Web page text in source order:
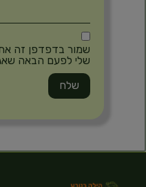
שמור בדפדפן זה
שלי לפעם הבאה